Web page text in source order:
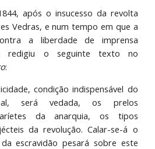
após o insucesso da revolta
Vedras, e num tempo em que a
a liberdade de imprensa
redigiu o seguinte texto no
:
condição indispensável do
será vedada, os prelos
da anarquia, os tipos
da revolução. Calar-se-á o
escravidão pesará sobre este